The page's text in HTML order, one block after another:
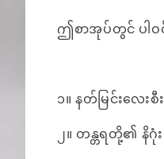
ဤစာအုပ်တွင် ပါဝ
၁။ နတ်မြင်းလေး
၂။ တန္တရတို့၏ နိဂုံး